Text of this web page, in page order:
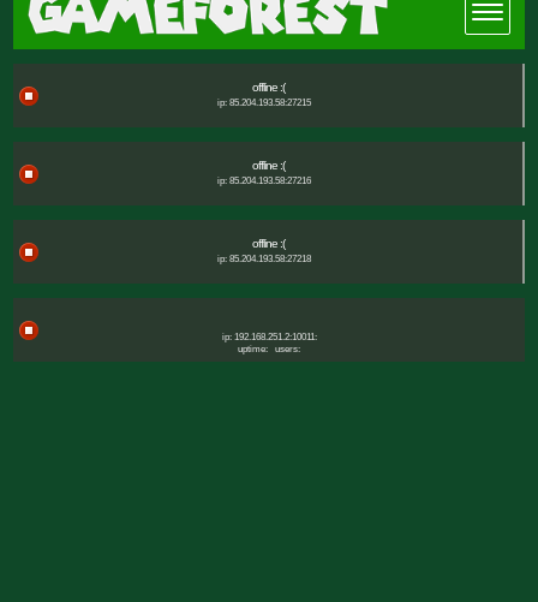
offline :(
ip: 85.204.193.58:27215
offline :(
ip: 85.204.193.58:27216
offline :(
ip: 85.204.193.58:27218
ip: 192.168.251.2:10011:
uptime:
users: